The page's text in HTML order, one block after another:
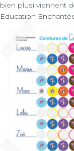
bien plus) viennent
Education